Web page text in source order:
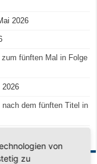
2026
fünften Mal in Folge
2026
dem fünften Titel in
von
zu